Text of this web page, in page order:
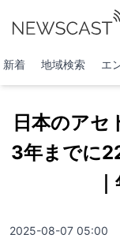
新着 地域検索 エ
日本のア
3年までに
2025-08-07 05:00